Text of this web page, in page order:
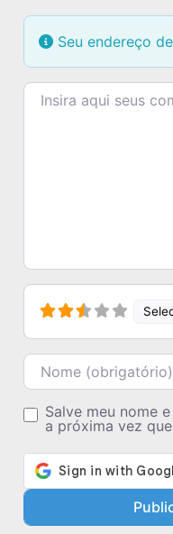
Seu endereço
Texto do comentário
Nome
Salve meu nome
a próxima vez